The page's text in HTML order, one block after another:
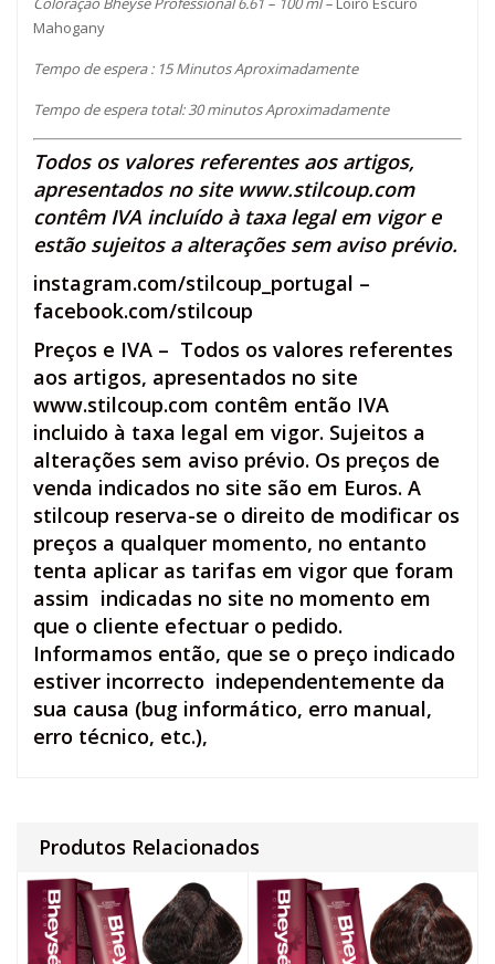
Mahogany
Tempo de espera : 15 Minutos Aproximadamente
Tempo de espera total: 30 minutos Aproximadamente
Todos os valores referentes aos artigos,
apresentados no site www.stilcoup.com
contêm IVA incluído à taxa legal em vigor e
estão sujeitos a alterações sem aviso prévio.
instagram.com/stilcoup_portugal –
facebook.com/stilcoup
Preços e IVA – Todos os valores referentes
aos artigos, apresentados no site
www.stilcoup.com contêm então IVA
incluido à taxa legal em vigor. Sujeitos a
alterações sem aviso prévio. Os preços de
venda indicados no site são em Euros. A
stilcoup reserva-se o direito de modificar os
preços a qualquer momento, no entanto
tenta aplicar as tarifas em vigor que foram
assim indicadas no site no momento em
que o cliente efectuar o pedido.
Informamos então, que se o preço indicado
estiver incorrecto independentemente da
sua causa (bug informático, erro manual,
erro técnico, etc.),
Produtos Relacionados